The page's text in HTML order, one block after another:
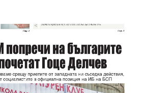
ДРУГИ
ЗА НАС
АВТОРИ